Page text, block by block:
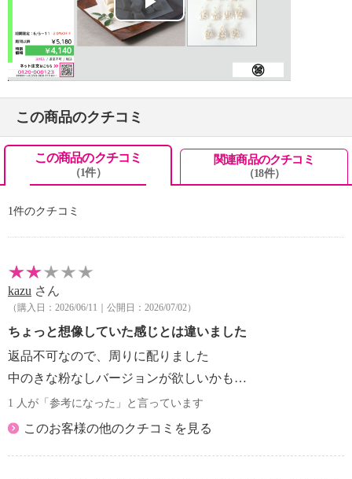
Play
Video
この商品のクチコミ
この商品のクチコミ
（1件）
関連商品のクチコミ
（18件）
1件のクチコミ
kazu さん
（購入日：2026/06/11｜公開日：2026/07/02）
ちょっと想像していた感じとは違いました
返品不可なので、周りに配りました
中のきな粉なしバージョンが欲しいかも…
1 人が「参考になった」と言っています
このお客様の他のクチコミを見る